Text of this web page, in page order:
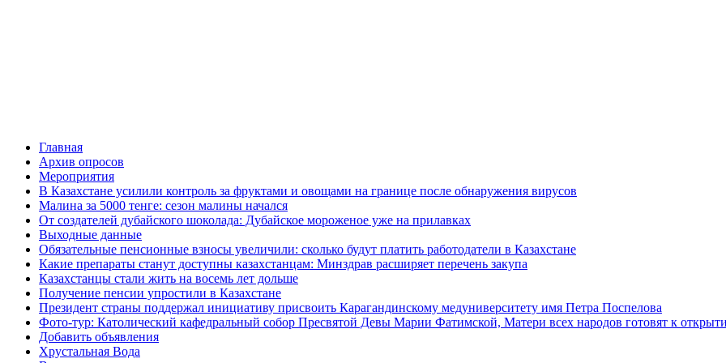
Главная
Архив опросов
Мероприятия
В Казахстане усилили контроль за фруктами и овощами на границе после обнаружения вирусов
Малина за 5000 тенге: сезон малины начался
От создателей дубайского шоколада: Дубайское мороженое уже на прилавках
Выходные данные
Обязательные пенсионные взносы увеличили: сколько будут платить работодатели в Казахстане
Какие препараты станут доступны казахстанцам: Минздрав расширяет перечень закупа
Казахстанцы стали жить на восемь лет дольше
Получение пенсии упростили в Казахстане
Президент страны поддержал инициативу присвоить Карагандинскому медуниверситету имя Петра Поспелова
Фото-тур: Католический кафедральный собор Пресвятой Девы Марии Фатимской, Матери всех народов готовят к
Добавить объявления
Хрустальная Вода